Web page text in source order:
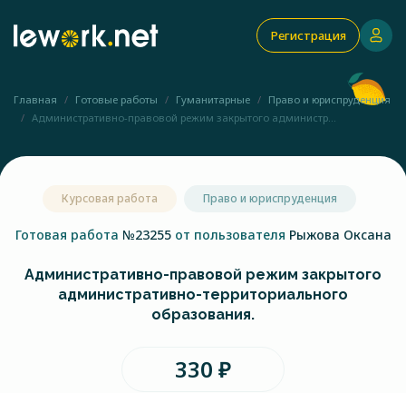
Регистрация
Главная Готовые работы Гуманитарные
Право и юриспруденция
Административно-правовой режим закрытого администр...
Курсовая работа Право и юриспруденция
Готовая работа №23255 от пользователя Рыжова Оксана
Административно-правовой режим закрытого
административно-территориального
образования.
330 ₽